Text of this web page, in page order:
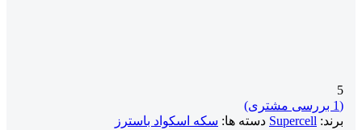
5
(
1 بررسی مشتری)
برند: Supercell دسته ها: سکه اسکواد باسترز